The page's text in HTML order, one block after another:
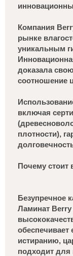
Компания
рынке
уникальным
доказала
соотношение
включая
плотности),
Почему стоит
Безупречное
Ламинат Berry
обеспечивает
истиранию,
подходит